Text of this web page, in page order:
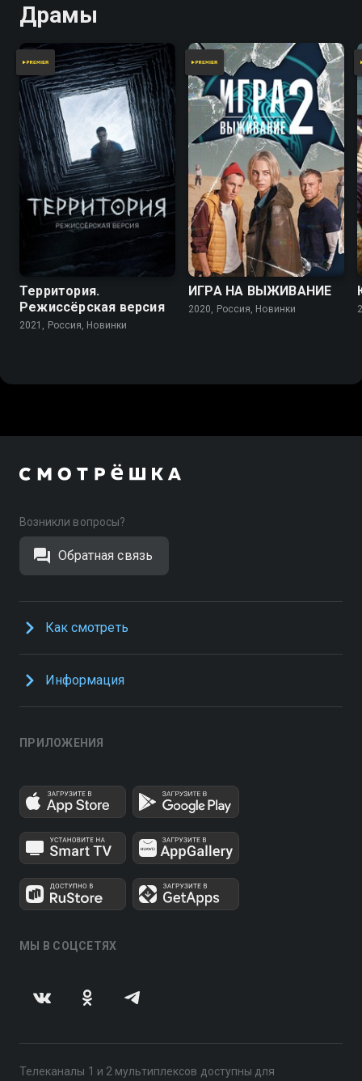
Драмы
Территория.
Режиссёрская версия
2021, Россия, Новинки
7.5 7.0
ИГРА НА ВЫЖИВАНИЕ
2020, Россия, Новинки
Возникли вопросы?
Обратная связь
Как смотреть
Информация
ПРИЛОЖЕНИЯ
МЫ В СОЦСЕТЯХ
Телеканалы 1 и 2 мультиплексов доступны для